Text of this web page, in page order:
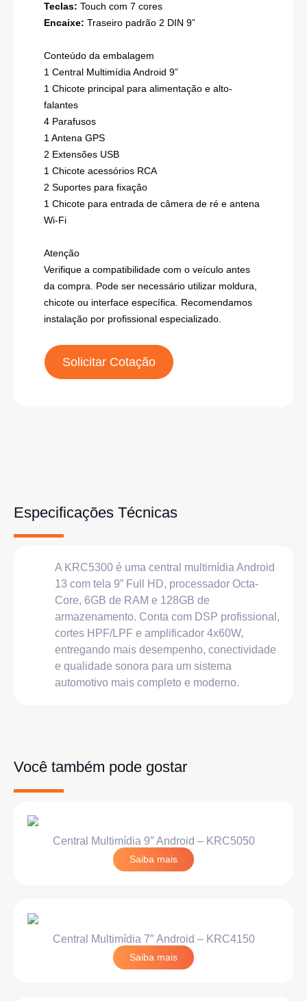
Teclas: Touch com 7 cores
Encaixe: Traseiro padrão 2 DIN 9”
Conteúdo da embalagem
1 Central Multimídia Android 9”
1 Chicote principal para alimentação e alto-
falantes
4 Parafusos
1 Antena GPS
2 Extensões USB
1 Chicote acessórios RCA
2 Suportes para fixação
1 Chicote para entrada de câmera de ré e antena
Wi-Fi
Atenção
Verifique a compatibilidade com o veículo antes
da compra. Pode ser necessário utilizar moldura,
chicote ou interface específica. Recomendamos
instalação por profissional especializado.
Solicitar Cotação
Especificações Técnicas
A KRC5300 é uma central multimídia Android
13 com tela 9” Full HD, processador Octa-
Core, 6GB de RAM e 128GB de
armazenamento. Conta com DSP profissional,
cortes HPF/LPF e amplificador 4x60W,
entregando mais desempenho, conectividade
e qualidade sonora para um sistema
automotivo mais completo e moderno.
Você também pode gostar
Central Multimídia 9″ Android – KRC5050
Saiba mais
Central Multimídia 7″ Android – KRC4150
Saiba mais